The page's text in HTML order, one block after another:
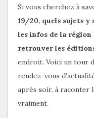
Si vous cherchez à
19/20, quels sujets
les infos de la région
retrouver les
endroit. Voici un tour
rendez-vous
après soir, à raconter
vraiment.